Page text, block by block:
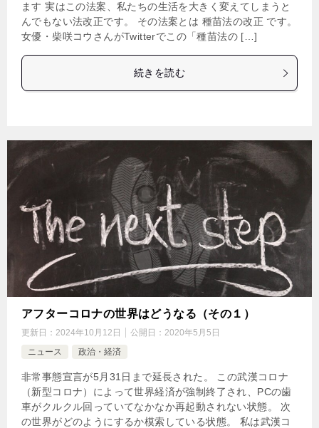
ます 実はこの法案、私たちの生活を大きく変えてしまうと
んでもない法改正です。 その法案とは 種苗法の改正 です。
女優・柴咲コウさんがTwitterでこの「種苗法の […]
続きを読む
アフターコロナの世界はどうなる（その１）
更新日： 2024年10月12日 公開日： 2020年5月5日
ニュース
政治・経済
非常事態宣言が5月31日まで延長された。 この武漢コロナ
（新型コロナ）によって世界経済が強制終了され、PCの歯
車がクルクル回っていてなかなか再起動されない状態。 次
の世界がどのようにするか模索している状態。 私は武漢コ